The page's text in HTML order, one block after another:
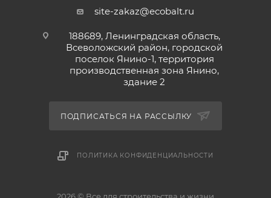
site-zakaz@ecobalt.ru
188689, Ленинградская область,
Всеволожский район, городской
поселок Янино-1, территория
производственная зона Янино,
здание 2
ПОДПИСАТЬСЯ НА РАССЫЛКУ
ПОЛИТИКА КОНФИДЕНЦИАЛЬНОСТИ